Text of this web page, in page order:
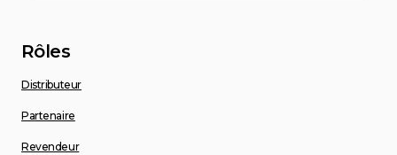
Rôles
Distributeur
Partenaire
Revendeur